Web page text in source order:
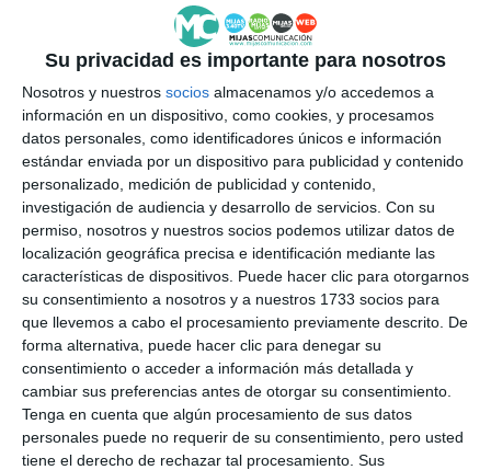
Su privacidad es importante para nosotros
Nosotros y nuestros socios almacenamos y/o accedemos a
información en un dispositivo, como cookies, y procesamos
datos personales, como identificadores únicos e información
estándar enviada por un dispositivo para publicidad y contenido
personalizado, medición de publicidad y contenido,
investigación de audiencia y desarrollo de servicios. Con su
permiso, nosotros y nuestros socios podemos utilizar datos de
localización geográfica precisa e identificación mediante las
características de dispositivos. Puede hacer clic para otorgarnos
su consentimiento a nosotros y a nuestros 1733 socios para
que llevemos a cabo el procesamiento previamente descrito. De
forma alternativa, puede hacer clic para denegar su
consentimiento o acceder a información más detallada y
cambiar sus preferencias antes de otorgar su consentimiento.
Tenga en cuenta que algún procesamiento de sus datos
personales puede no requerir de su consentimiento, pero usted
tiene el derecho de rechazar tal procesamiento. Sus